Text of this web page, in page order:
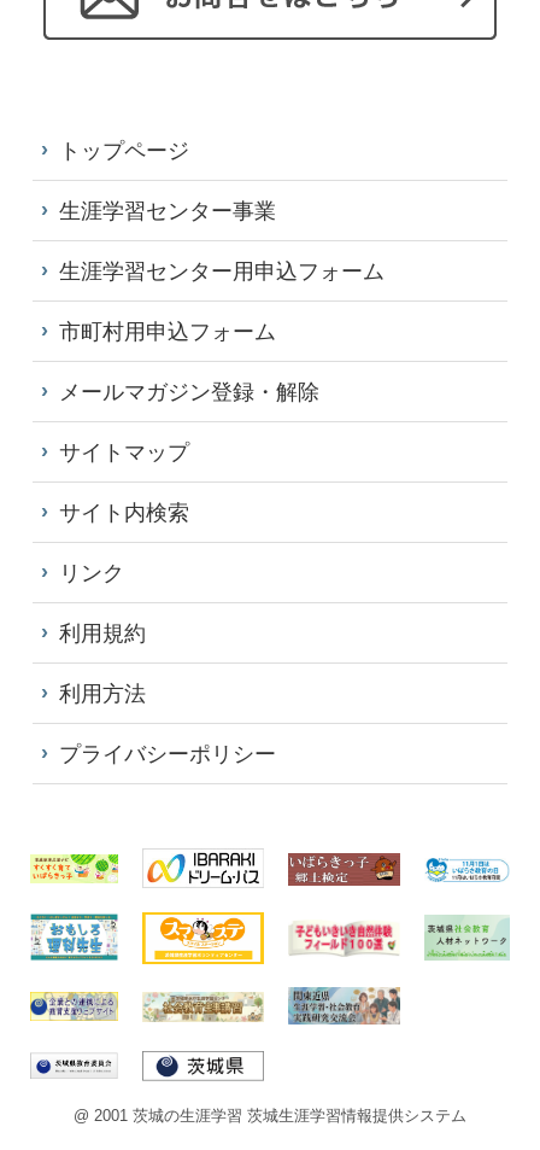
トップページ
生涯学習センター事業
生涯学習センター用申込フォーム
市町村用申込フォーム
メールマガジン登録・解除
サイトマップ
サイト内検索
リンク
利用規約
利用方法
プライバシーポリシー
@ 2001 茨城の生涯学習 茨城生涯学習情報提供システム